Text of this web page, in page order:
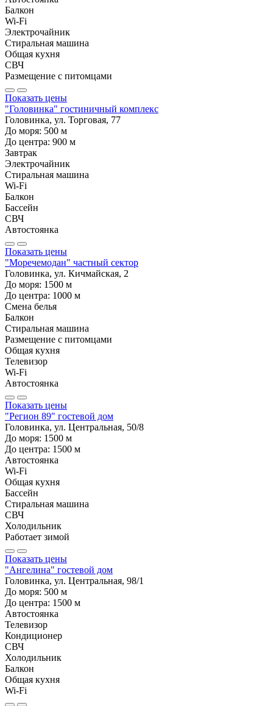
Балкон
Wi-Fi
Электрочайник
Стиральная машина
Общая кухня
СВЧ
Размещение с питомцами
Показать цены
"Головинка" гостиничный комплекс
Головинка, ул. Торговая, 77
До моря: 500 м
До центра: 900 м
Завтрак
Электрочайник
Стиральная машина
Wi-Fi
Балкон
Бассейн
СВЧ
Автостоянка
Показать цены
"Моречемодан" частный сектор
Головинка, ул. Кичмайская, 2
До моря: 1500 м
До центра: 1000 м
Смена белья
Балкон
Стиральная машина
Размещение с питомцами
Общая кухня
Телевизор
Wi-Fi
Автостоянка
Показать цены
"Регион 89" гостевой дом
Головинка, ул. Центральная, 50/8
До моря: 1500 м
До центра: 1500 м
Автостоянка
Wi-Fi
Общая кухня
Бассейн
Стиральная машина
СВЧ
Холодильник
Работает зимой
Показать цены
"Ангелина" гостевой дом
Головинка, ул. Центральная, 98/1
До моря: 500 м
До центра: 1500 м
Автостоянка
Телевизор
Кондиционер
СВЧ
Холодильник
Балкон
Общая кухня
Wi-Fi